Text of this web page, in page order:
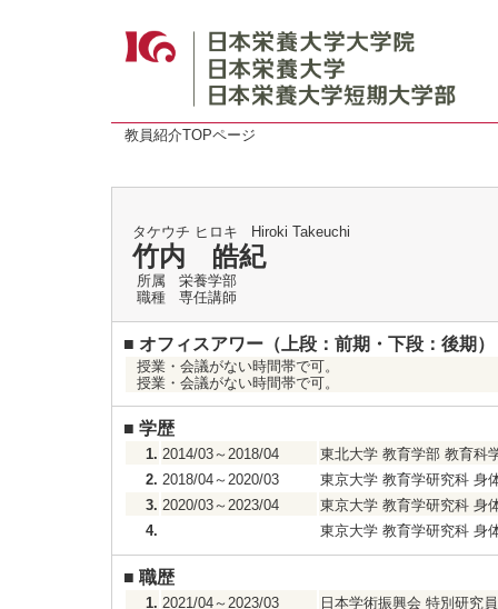
教員紹介TOPページ
タケウチ ヒロキ Hiroki Takeuchi
竹内 皓紀
所属
栄養学部
職種
専任講師
■ オフィスアワー（上段：前期・下段：後期）
授業・会議がない時間帯で可。
授業・会議がない時間帯で可。
■ 学歴
1. 2014/03～2018/04
東北大学 教育学部 教育科
2. 2018/04～2020/03
東京大学 教育学研究科 身
3. 2020/03～2023/04
東京大学 教育学研究科 身
4.
東京大学 教育学研究科 身
■ 職歴
1. 2021/04～2023/03
日本学術振興会 特別研究